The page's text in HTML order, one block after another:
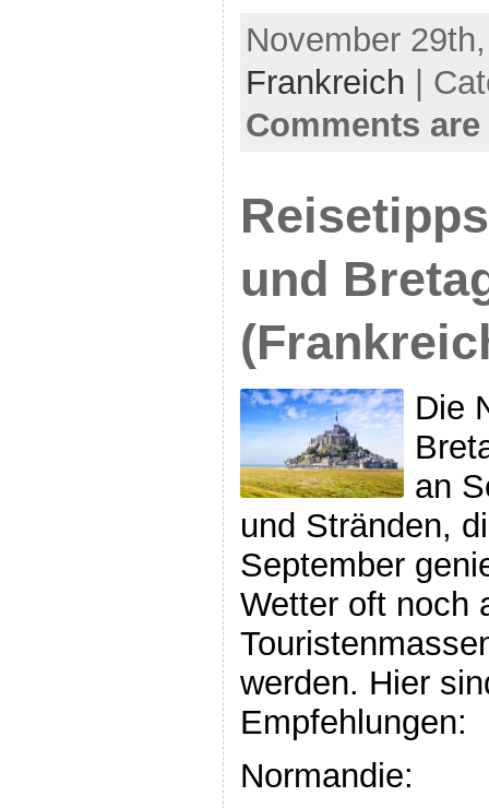
November
Frankreich |
Comments
und
Die
an
und Stränden,
September
Wetter oft noch
werden. Hier
Empfehlungen:
Normandie: